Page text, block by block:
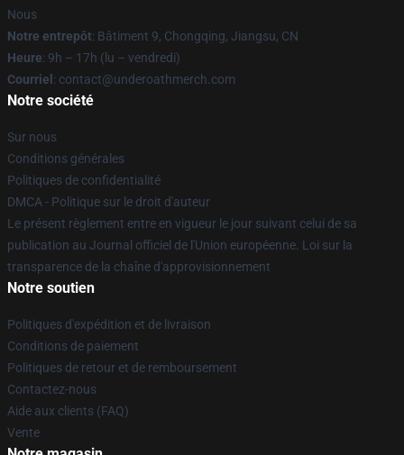
Nous
Notre entrepôt: Bâtiment 9, Chongqing, Jiangsu, CN
Heure: 9h – 17h (lu – vendredi)
Courriel : contact@underoathmerch.com
Notre société
Sur nous
Conditions générales
Politiques de confidentialité
DMCA - Politique sur le droit d'auteur
Le présent règlement entre en vigueur le jour suivant celui de sa
publication au Journal officiel de l'Union européenne. Loi sur la
transparence de la chaîne d'approvisionnement
Notre soutien
Politiques d'expédition et de livraison
Conditions de paiement
Politiques de retour et de remboursement
Contactez-nous
Aide aux clients (FAQ)
Vente